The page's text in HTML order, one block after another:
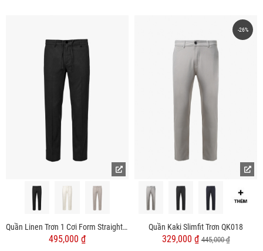
Quần Linen Trơn 1 Cơi Form Straight QK035
495,000 ₫
-26%
Quần Kaki Slimfit Trơn QK018
329,000 ₫445,000 ₫